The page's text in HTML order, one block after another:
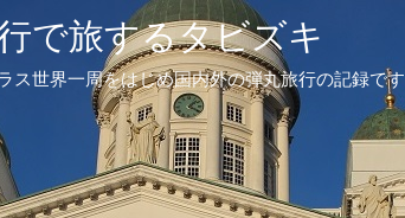
で旅するタビズキ
ス世界一周をはじめ国内外の弾丸旅行の記録です